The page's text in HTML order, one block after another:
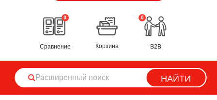
0
Сравнение
0
Корзина B2B
НАЙТИ